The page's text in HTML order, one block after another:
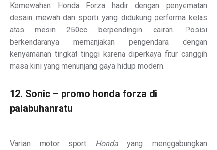
Kemewahan Honda Forza hadir dengan penyematan
desain mewah dan sporti yang didukung performa kelas
atas mesin 250cc berpendingin cairan. Posisi
berkendaranya memanjakan pengendara dengan
kenyamanan tingkat tinggi karena diperkaya fitur canggih
masa kini yang menunjang gaya hidup modern.
12. Sonic – promo honda forza di
palabuhanratu
Varian motor sport Hondayang menggabungkan